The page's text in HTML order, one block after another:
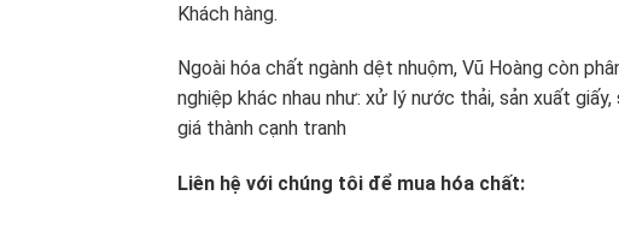
Khách hàng.
Ngoài hóa chất ngành dệt nhuộm, Vũ Hoàng còn
nghiệp khác nhau như: xử lý nước thải, sản xuất
giá thành cạnh tranh
Liên hệ với chúng tôi để mua hóa chất: